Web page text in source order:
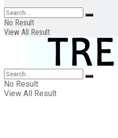
No Result
View All Result
No Result
View All Result